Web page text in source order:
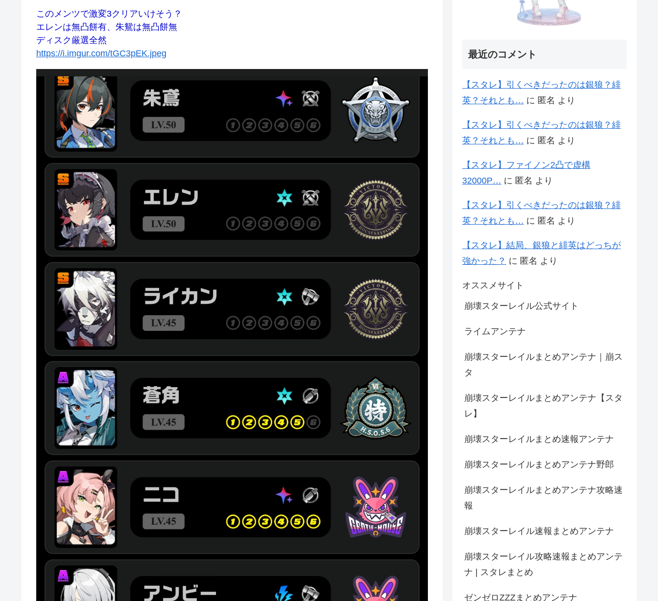
このメンツで激変3クリアいけそう？
エレンは無凸餅有、朱鴛は無凸餅無
ディスク厳選全然
https://i.imgur.com/tGC3pEK.jpeg
最近のコメント
【スタレ】引くべきだったのは銀狼？緋
英？それとも… に 匿名 より
【スタレ】引くべきだったのは銀狼？緋
英？それとも… に 匿名 より
【スタレ】ファイノン2凸で虚構
32000P… に 匿名 より
【スタレ】引くべきだったのは銀狼？緋
英？それとも… に 匿名 より
【スタレ】結局、銀狼と緋英はどっちが
強かった？ に 匿名 より
オススメサイト
崩壊スターレイル公式サイト
ライムアンテナ
崩壊スターレイルまとめアンテナ｜崩ス
タ
崩壊スターレイルまとめアンテナ【スタ
レ】
崩壊スターレイルまとめ速報アンテナ
崩壊スターレイルまとめアンテナ野郎
崩壊スターレイルまとめアンテナ攻略速
報
崩壊スターレイル速報まとめアンテナ
崩壊スターレイル攻略速報まとめアンテ
ナ | スタレまとめ
ゼンゼロZZZまとめアンテナ